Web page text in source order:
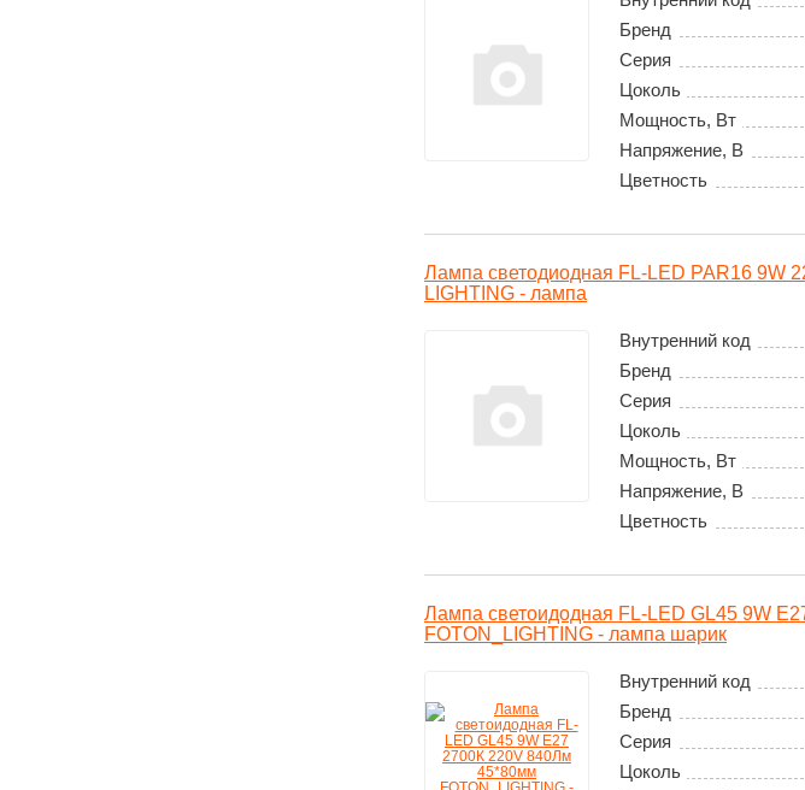
Бренд
Серия
Цоколь
Мощность, Вт
Напряжение, В
Цветность
Лампа светодиодная FL-LED PAR16 9W
LIGHTING - лампа
Внутренний код
Бренд
Серия
Цоколь
Мощность, Вт
Напряжение, В
Цветность
Лампа светоидодная FL-LED GL45 9W
FOTON_LIGHTING - лампа шарик
Внутренний код
Бренд
Серия
Цоколь